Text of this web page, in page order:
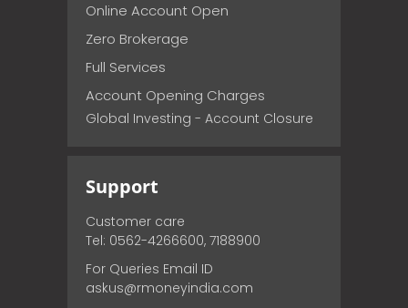
Online Account Open
Zero Brokerage
Full Services
Account Opening Charges
Global Investing - Account Closure
Support
Customer care
Tel: 0562-4266600, 7188900
For Queries Email ID
askus@rmoneyindia.com